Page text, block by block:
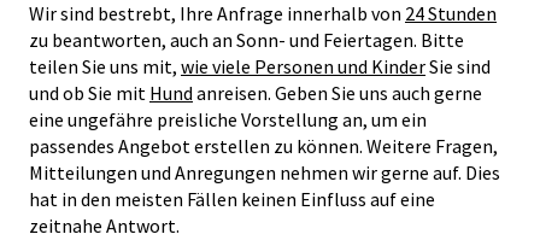
Wir sind bestrebt, Ihre Anfrage innerhalb von 24 Stunden
zu beantworten, auch an Sonn- und Feiertagen. Bitte
teilen Sie uns mit, wie viele Personen und KinderSie sind
und ob Sie mit Hund anreisen. Geben Sie uns auch gerne
eine ungefähre preisliche Vorstellung an, um ein
passendes Angebot erstellen zu können. Weitere Fragen,
Mitteilungen und Anregungen nehmen wir gerne auf. Dies
hat in den meisten Fällen keinen Einfluss auf eine
zeitnahe Antwort.